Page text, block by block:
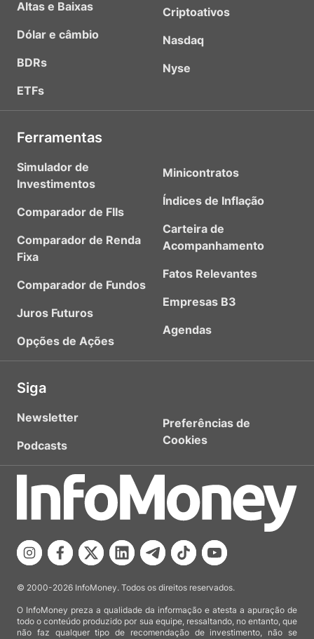
Altas e Baixas
Dólar e câmbio
BDRs
ETFs
Criptoativos
Nasdaq
Nyse
Ferramentas
Simulador de
Investimentos
Comparador de FIIs
Comparador de Renda
Fixa
Comparador de Fundos
Juros Futuros
Opções de Ações
Minicontratos
Índices de Inflação
Carteira de
Acompanhamento
Fatos Relevantes
Empresas B3
Agendas
Siga
Newsletter
Podcasts
Preferências de
Cookies
© 2000-2026 InfoMoney. Todos os direitos reservados.
O InfoMoney preza a qualidade da informação e atesta a apuração de
todo o conteúdo produzido por sua equipe, ressaltando, no entanto, que
não faz qualquer tipo de recomendação de investimento, não se